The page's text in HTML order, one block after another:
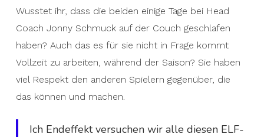
Wusstet ihr, dass die beiden einige Tage bei Head
Coach Jonny Schmuck auf der Couch geschlafen
haben? Auch das es für sie nicht in Frage kommt
Vollzeit zu arbeiten, während der Saison? Sie haben
viel Respekt den anderen Spielern gegenüber, die
das können und machen.
Ich Endeffekt versuchen wir alle diesen ELF-